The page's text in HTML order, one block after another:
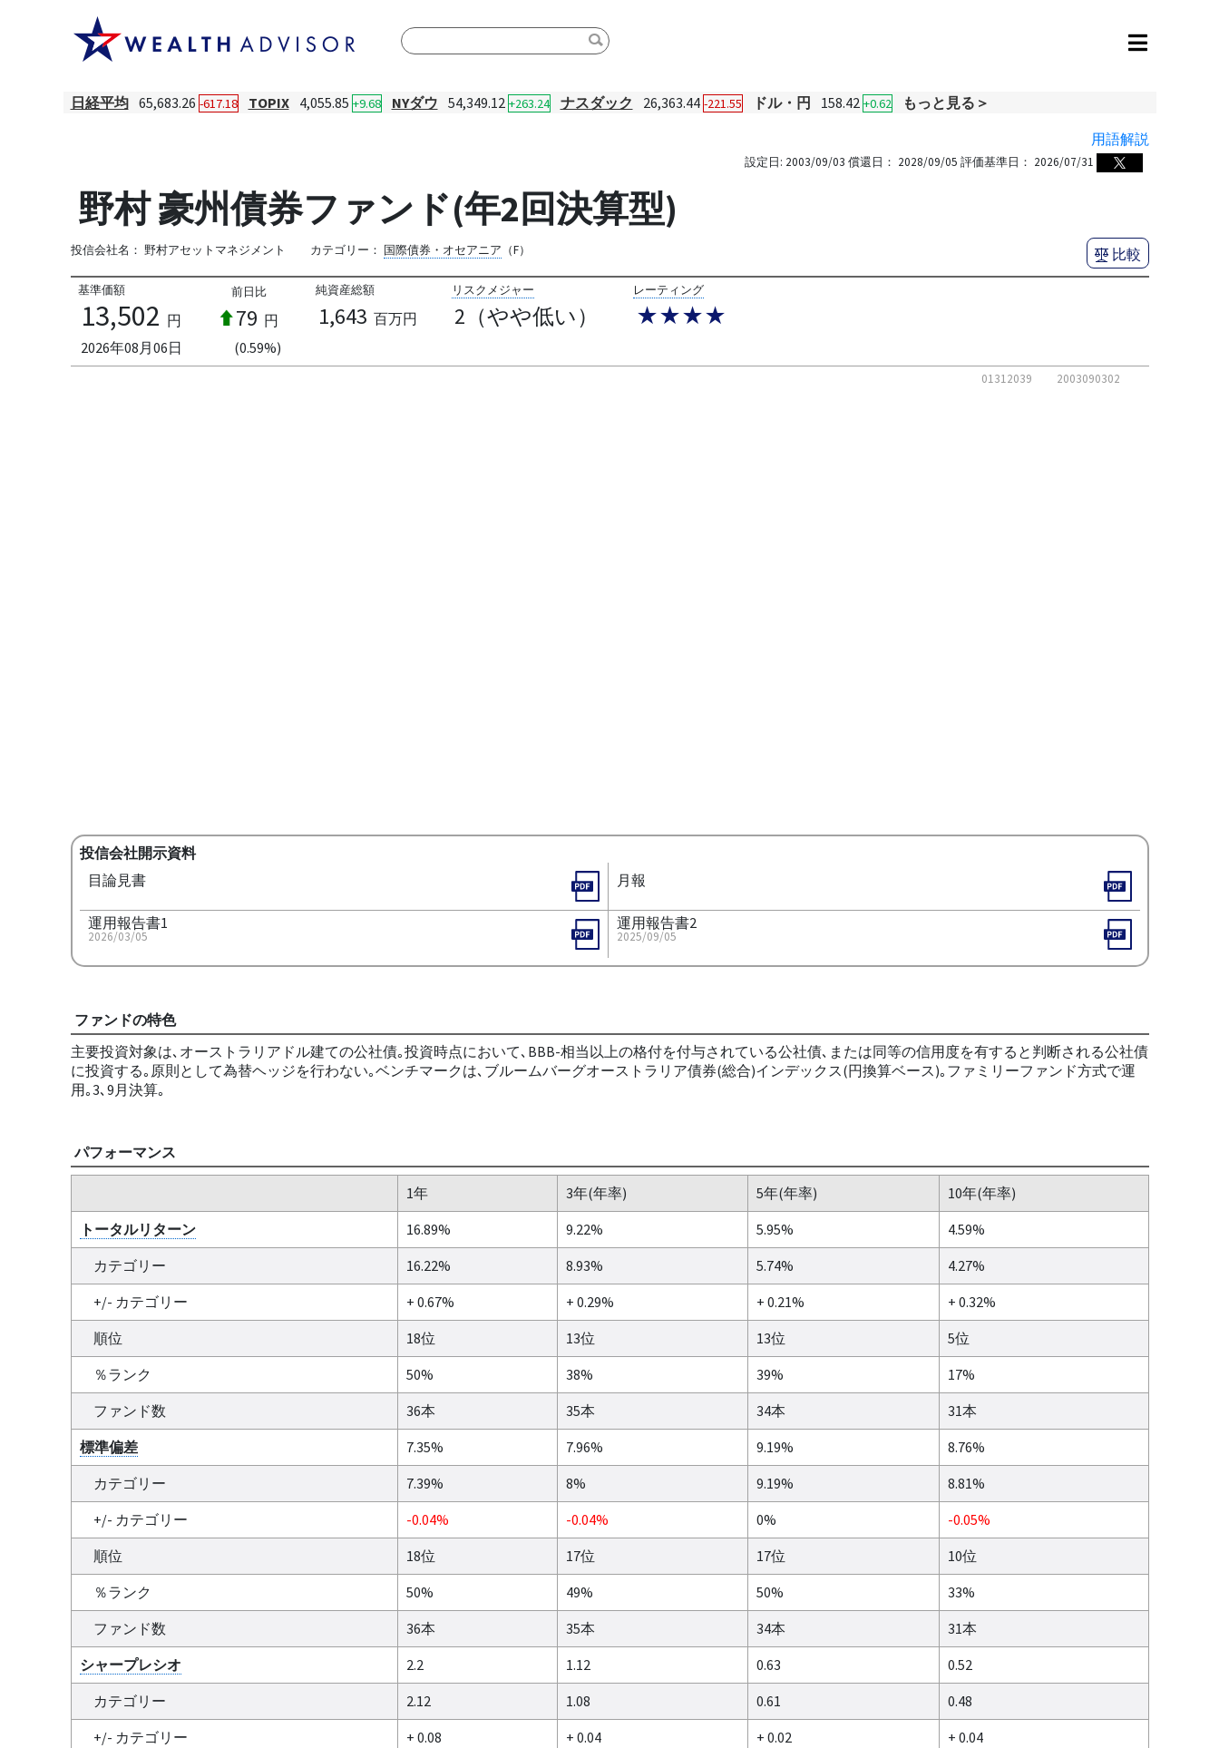
日経平均 65,683.26 -617.18 TOPIX 4,055.85 +9.68 NYダウ 54,349.12 +263.24 ナスダック 26,363.44 -221.55 ドル・円 158.42 +0.62
もっと見る＞
用語解説
設定日: 2003/09/03 償還日： 2028/09/05 評価基準日： 2026/07/31
野村 豪州債券ファンド(年2回決算型)
投信会社名： 野村アセットマネジメント カテゴリー： 国際債券・オセアニア （F） 比較
基準価額
13,502 円
2026年08月06日
前日比
79 円
(0.59%)
純資産総額
1,643 百万円
リスクメジャー
2（やや低い）
レーティング
★★★★
01312039 2003090302
投信会社開示資料
目論見書
月報
運用報告書1
2026/03/05
運用報告書2
2025/09/05
ファンドの特色
主要投資対象は､オーストラリアドル建ての公社債｡投資時点において､BBB-相当以上の格付を付与されている公社債､または同等の信用度を有すると判断される公社債
に投資する｡原則として為替ヘッジを行わない｡ベンチマークは､ブルームバーグオーストラリア債券(総合)インデックス(円換算ベース)｡ファミリーファンド方式で運
用｡3､9月決算｡
パフォーマンス
1年 3年(年率) 5年(年率)
10年(年率)
トータルリターン
16.89% 9.22% 5.95%
4.59%
カテゴリー
16.22% 8.93% 5.74%
4.27%
+/- カテゴリー
+ 0.67% + 0.29% + 0.21%
+ 0.32%
順位
18位 13位 13位
5位
％ランク
50% 38% 39%
17%
ファンド数
36本 35本 34本
31本
標準偏差
7.35% 7.96% 9.19%
8.76%
カテゴリー
7.39% 8% 9.19%
8.81%
+/- カテゴリー
-0.04% -0.04% 0%
-0.05%
順位
18位 17位 17位
10位
％ランク
50% 49% 50%
33%
ファンド数
36本 35本 34本
31本
シャープレシオ
2.2 1.12 0.63
0.52
カテゴリー
2.12 1.08 0.61
0.48
+/- カテゴリー
+ 0.08 + 0.04 + 0.02
+ 0.04